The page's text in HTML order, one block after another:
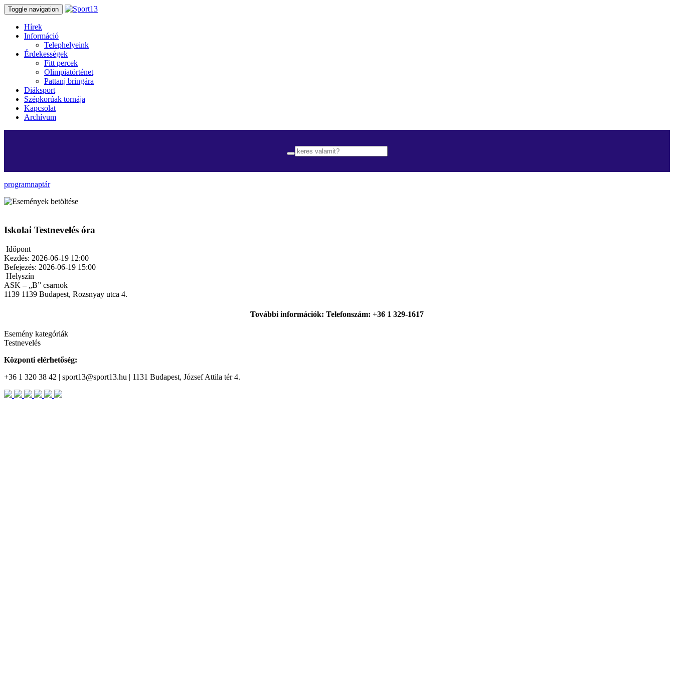
Toggle navigation
Hírek
Információ
Telephelyeink
Érdekességek
Fitt percek
Olimpiatörténet
Pattanj bringára
Diáksport
Szépkorúak tornája
Kapcsolat
Archívum
programnaptár
Iskolai Testnevelés óra
Időpont
Kezdés: 2026-06-19 12:00
Befejezés: 2026-06-19 15:00
Helyszín
ASK – „B” csarnok
1139 1139 Budapest, Rozsnyay utca 4.
További információk: Telefonszám: +36 1 329-1617
Esemény kategóriák
Testnevelés
Központi elérhetőség:
+36 1 320 38 42 | sport13@sport13.hu | 1131 Budapest, József Attila tér 4.